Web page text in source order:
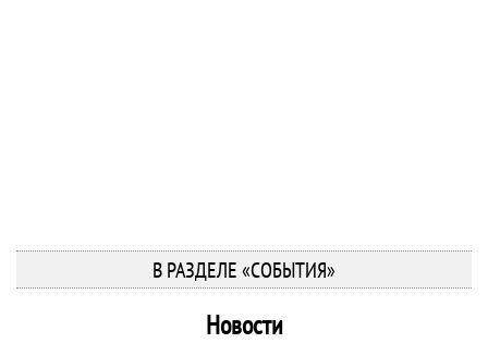
В РАЗДЕЛЕ «СОБЫТИЯ»
Новости